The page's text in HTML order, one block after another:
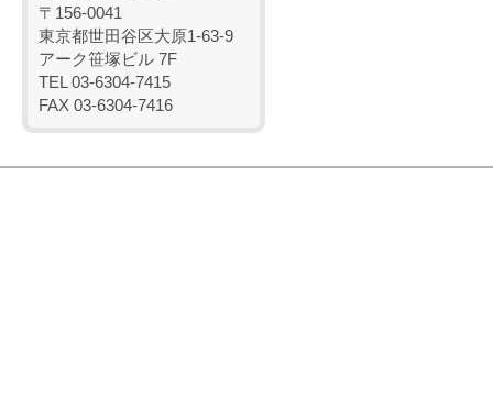
〒156-0041
東京都世田谷区大原1-63-9
アーク笹塚ビル 7F
TEL 03-6304-7415
FAX 03-6304-7416